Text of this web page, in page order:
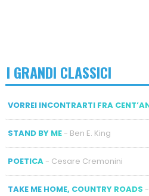
I GRANDI CLASSICI
VORREI INCONTRARTI FRA
STAND BY ME- Ben E. King
POETICA- Cesare Cremonini
TAKE ME HOME, COUNTRY ROADS